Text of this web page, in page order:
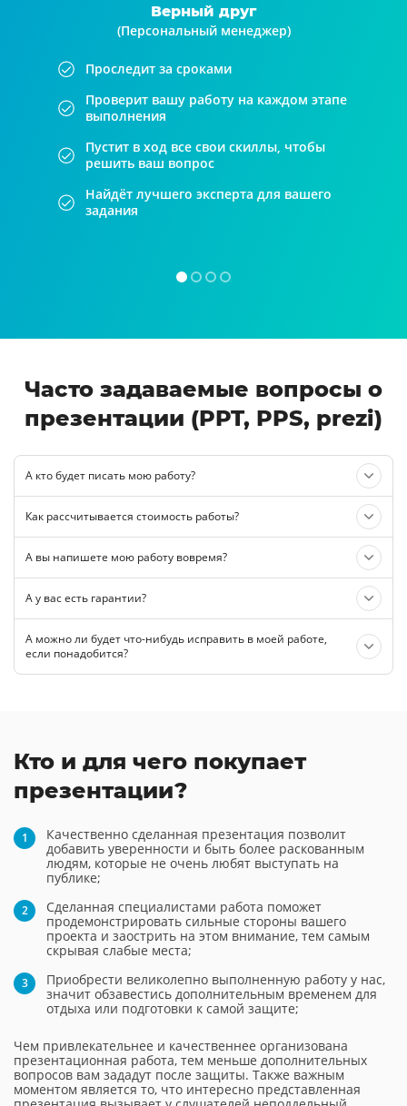
Верный друг
(Персональный менеджер)
Проследит за сроками
Проверит вашу работу на каждом этапе
выполнения
Пустит в ход все свои скиллы, чтобы
решить ваш вопрос
Найдёт лучшего эксперта для вашего
задания
Часто задаваемые вопросы о
презентации (PPT, PPS, prezi)
А кто будет писать мою работу?
Как рассчитывается стоимость работы?
А вы напишете мою работу вовремя?
А у вас есть гарантии?
А можно ли будет что-нибудь исправить в моей работе,
если понадобится?
Кто и для чего покупает
презентации?
Качественно сделанная презентация позволит
добавить уверенности и быть более раскованным
людям, которые не очень любят выступать на
публике;
Сделанная специалистами работа поможет
продемонстрировать сильные стороны вашего
проекта и заострить на этом внимание, тем самым
скрывая слабые места;
Приобрести великолепно выполненную работу у нас,
значит обзавестись дополнительным временем для
отдыха или подготовки к самой защите;
Чем привлекательнее и качественнее организована
презентационная работа, тем меньше дополнительных
вопросов вам зададут после защиты. Также важным
моментом является то, что интересно представленная